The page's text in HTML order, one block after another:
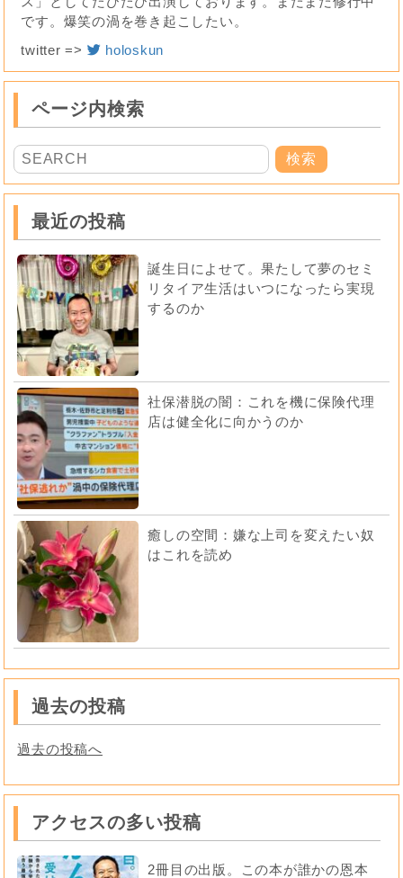
です。爆笑の渦を巻き起こしたい。
twitter =>
holoskun
ページ内検索
最近の投稿
誕生日によせて。果たして夢のセミ
リタイア生活はいつになったら実現
するのか
社保潜脱の闇：これを機に保険代理
店は健全化に向かうのか
癒しの空間：嫌な上司を変えたい奴
はこれを読め
過去の投稿
過去の投稿へ
アクセスの多い投稿
2冊目の出版。この本が誰かの恩本